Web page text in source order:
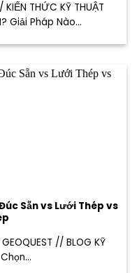
THỨC KỸ THUẬT
Giải Pháp Nào...
Sẵn vs Lưới Thép vs
// BLOG KỸ